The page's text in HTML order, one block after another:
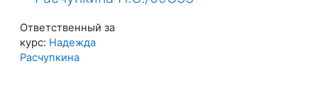
Ответственный за
курс: Надежда
Расчупкина